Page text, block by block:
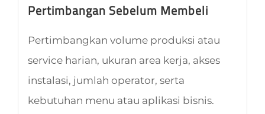
Pertimbangan Sebelum Membeli
Pertimbangkan volume produksi atau
service harian, ukuran area kerja, akses
instalasi, jumlah operator, serta
kebutuhan menu atau aplikasi bisnis.